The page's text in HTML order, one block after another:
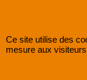
Ce site utilise des
mesure aux